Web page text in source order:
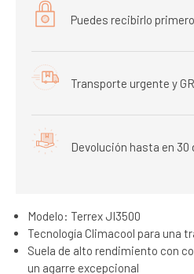
Puedes recibirlo
Transporte urgente y
Devolución hasta en 30
Modelo: Terrex JI3500
Tecnología Climacool para una
Suela de alto rendimiento con
un agarre excepcional